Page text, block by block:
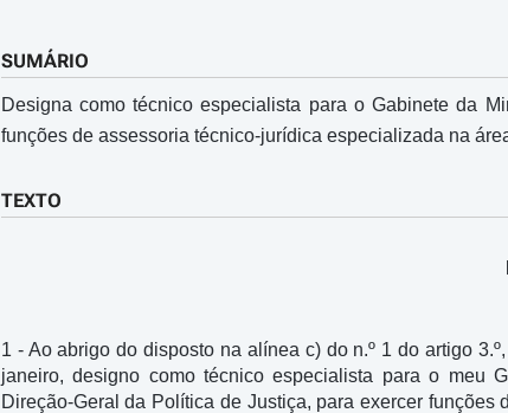
SUMÁRIO
Designa como técnico especialista para o Gabinete da
funções de assessoria técnico-jurídica especializada na
TEXTO
1 - Ao abrigo do disposto na alínea c) do n.º 1 do artigo
janeiro, designo como técnico especialista para o meu
Direção-Geral da Política de Justiça, para exercer